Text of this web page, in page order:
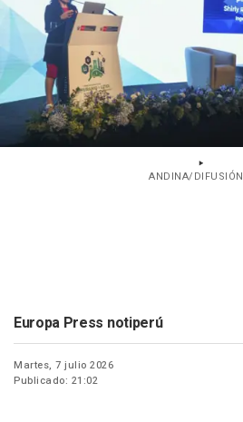
ANDINA/DIFUSIÓN
Europa Press notiperú
Martes, 7 julio 2026
Publicado: 21:02